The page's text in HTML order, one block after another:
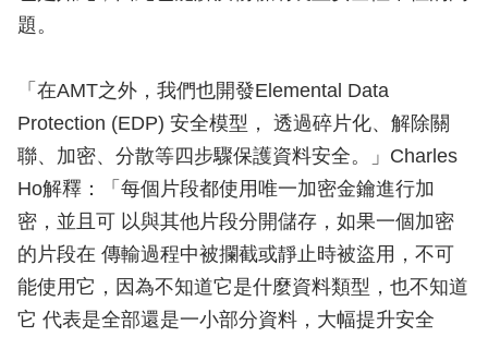
題。
「在AMT之外，我們也開發Elemental Data
Protection (EDP) 安全模型， 透過碎片化、解除關
聯、加密、分散等四步驟保護資料安全。」Charles
Ho解釋：「每個片段都使用唯一加密金鑰進行加
密，並且可 以與其他片段分開儲存，如果一個加密
的片段在 傳輸過程中被攔截或靜止時被盜用，不可
能使用它，因為不知道它是什麼資料類型，也不知道
它 代表是全部還是一小部分資料，大幅提升安全